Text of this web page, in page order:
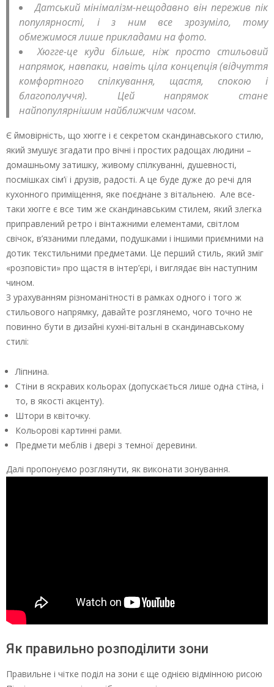
Датський мінімалізм-нещодавно він пережив пік
популярності, і з ним все зрозуміло, тому
обмежимося лише прикладами на фото.
Хюгге-це куди більше, ніж просто стильовий
напрямок, навпаки, навіть ціла концепція (відчуття
комфортного спілкування, щастя, спокою і
благополуччя). Цей напрямок стане
найпопулярнішим найближчим часом.
Є ймовірність, що хюгге і є секретом скандинавського стилю,
який змушує згадати про вічні і простих радощах людини –
домашньому затишку, живому спілкуванні, душевності,
посмішках сім’ї і друзів, радості. А це буде дуже до речі для
кухонного приміщення, яке поєднане з вітальнею. Але все-
таки хюгге є все тим же скандинавським стилем, який злегка
приправлений ретро і вінтажними елементами, світлом
свічок, в’язаними пледами, подушками і іншими приємними на
дотик текстильними предметами. Це перший стиль, який зміг
«розповісти» про щастя в інтер’єрі, і виглядає він наступним
чином.
З урахуванням різноманітності в рамках одного і того ж
стильового напрямку, давайте розглянемо, чого точно не
повинно бути в дизайні кухні-вітальні в скандинавському
стилі:
Ліпнина.
Стіни в яскравих кольорах (допускається лише одна стіна, і
то, в якості акценту).
Штори в квіточку.
Кольорові картинні рами.
Предмети меблів і двері з темної деревини.
Далі пропонуємо розглянути, як виконати зонування.
Як правильно розподілити зони
Правильне і чітке поділ на зони є ще однією відмінною рисою